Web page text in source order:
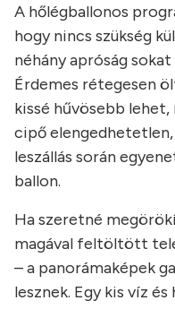
A hőlégballonos
hogy nincs szükség
néhány apróság
Érdemes rétegesen
kissé hűvösebb
cipő elengedhetetlen,
leszállás során
ballon.
Ha szeretné
magával feltöltött
– a panorámaképek
lesznek. Egy kis víz